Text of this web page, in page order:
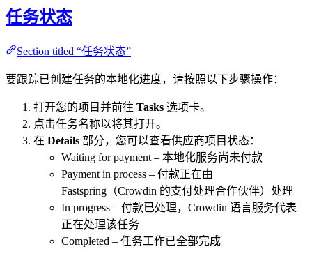
任务状态
Section titled “任务状态”
要跟踪已创建任务的本地化进度，请按照以下步骤操作：
打开您的项目并前往 Tasks 选项卡。
点击任务名称以将其打开。
在 Details 部分，您可以查看供应商项目状态：
Waiting for payment – 本地化服务尚未付款
Payment in process – 付款正在由
Fastspring（Crowdin 的支付处理合作伙伴）处理
In progress – 付款已处理，Crowdin 语言服务代表
正在处理该任务
Completed – 任务工作已全部完成